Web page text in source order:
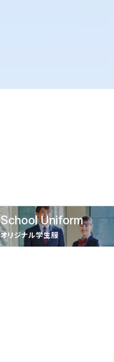
School Uniform
オリジナル学生服